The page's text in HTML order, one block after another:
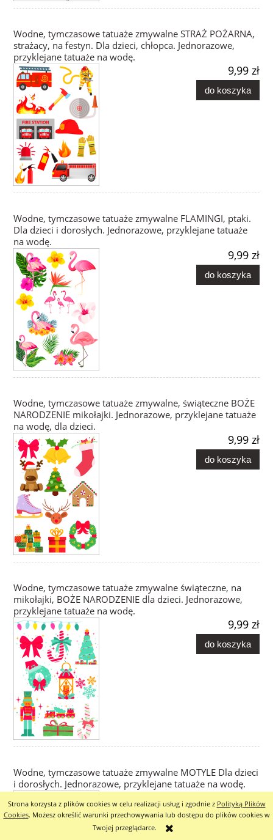
Strona korzysta z plików cookies w celu realizacji usług i zgodnie z Polityką Plików
Cookies. Możesz określić warunki przechowywania lub dostępu do plików cookies w
Twojej przeglądarce.
Wodne, tymczasowe tatuaże zmywalne STRAŻ POŻARNA,
strażacy, na festyn. Dla dzieci, chłopca. Jednorazowe,
przyklejane tatuaże na wodę.
9,99 zł
do koszyka
Wodne, tymczasowe tatuaże zmywalne FLAMINGI, ptaki.
Dla dzieci i dorosłych. Jednorazowe, przyklejane tatuaże
na wodę.
9,99 zł
do koszyka
Wodne, tymczasowe tatuaże zmywalne, świąteczne BOŻE
NARODZENIE mikołajki. Jednorazowe, przyklejane tatuaże
na wodę, dla dzieci.
9,99 zł
do koszyka
Wodne, tymczasowe tatuaże zmywalne świąteczne, na
mikołajki, BOŻE NARODZENIE dla dzieci. Jednorazowe,
przyklejane tatuaże na wodę.
9,99 zł
do koszyka
Wodne, tymczasowe tatuaże zmywalne MOTYLE Dla dzieci
i dorosłych. Jednorazowe, przyklejane tatuaże na wodę.
9,99 zł
do koszyka